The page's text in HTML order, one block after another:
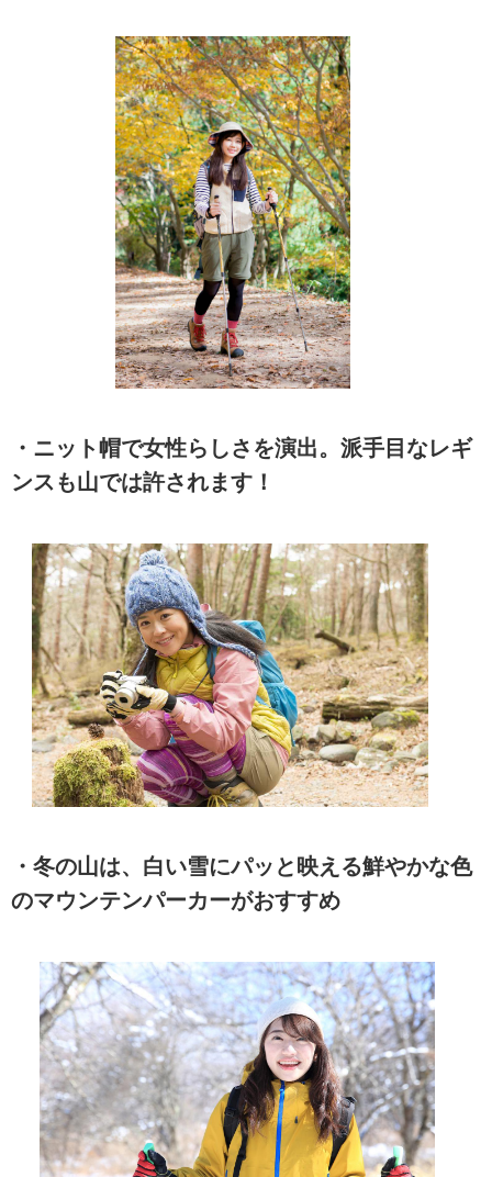
・ニット帽で女性らしさを演出。派手目なレギ
ンスも山では許されます！
・冬の山は、白い雪にパッと映える鮮やかな色
のマウンテンパーカーがおすすめ